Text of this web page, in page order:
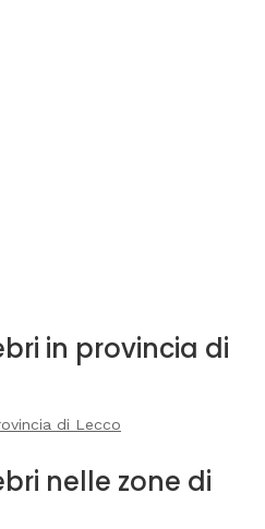
in provincia di
di Lecco
nelle zone di